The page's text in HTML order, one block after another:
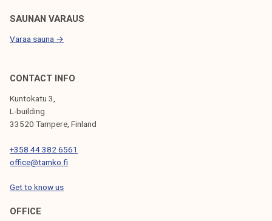
o
h
s
a
t
e
SAUNAN VARAUS
Varaa sauna →
CONTACT INFO
Kuntokatu 3,
L-building
33520 Tampere, Finland
+358 44 382 6561
office@tamko.fi
Get to know us
OFFICE